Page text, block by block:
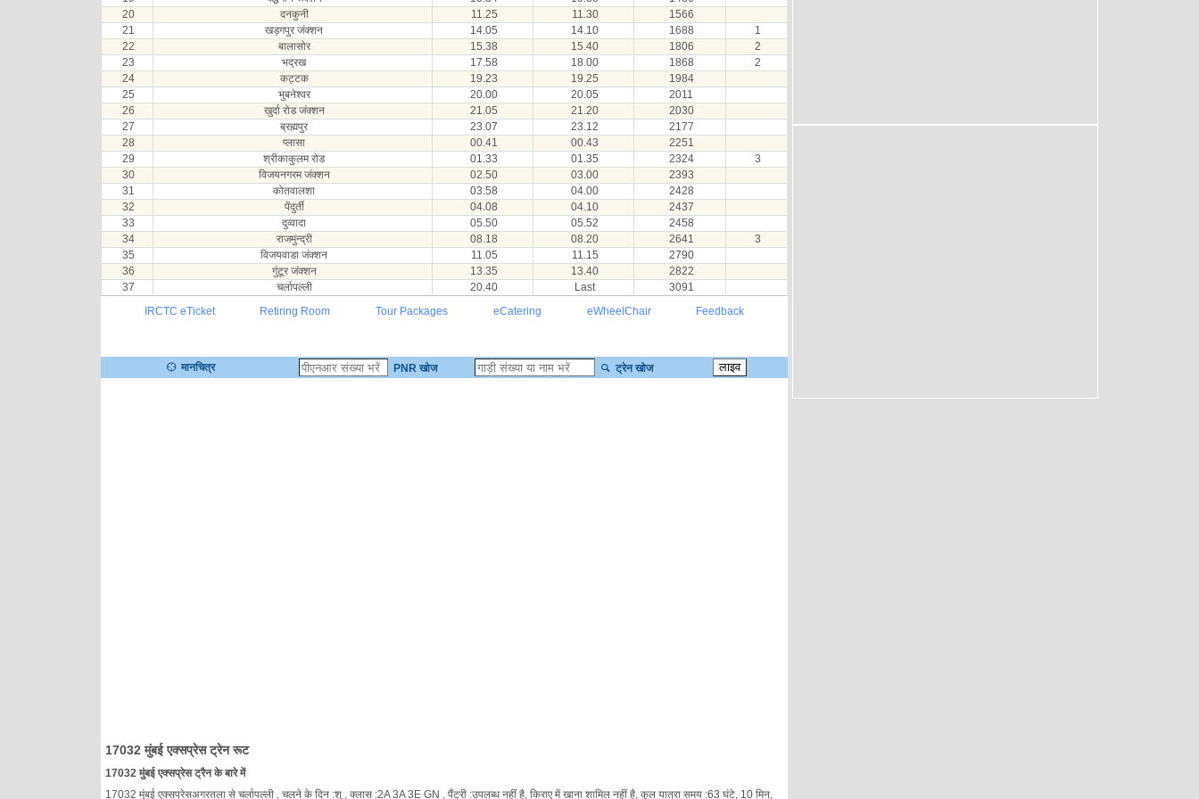
20
दनकुनी 11.25 11.30
1566
21
खड़गपुर जंक्शन 14.05 14.10 1688
1
22
बालासोर 15.38 15.40 1806
2
23
भद्रख 17.58 18.00 1868
2
24
कट्टक 19.23 19.25
1984
25
भुबनेश्वर 20.00 20.05
2011
26
खुर्दा रोड जंक्शन 21.05 21.20
2030
27
ब्रह्मपुर 23.07 23.12
2177
28
प्लासा 00.41 00.43
2251
29
श्रीकाकुलम रोड 01.33 01.35 2324
3
30
विजयनगरम जंक्शन 02.50 03.00
2393
31
कोतवालशा 03.58 04.00
2428
32
पेंदुर्ती 04.08 04.10
2437
33
दुव्वादा 05.50 05.52
2458
34
राजमुन्द्री 08.18 08.20 2641
3
35
विजयवाडा जंक्शन 11.05 11.15
2790
36
गुंटूर जंक्शन 13.35 13.40
2822
37
चर्लापल्ली 20.40 Last
3091
IRCTC eTicket
Retiring Room Tour Packages eCatering eWheelChair Feedback
मानचित्र PNR खोज ट्रेन खोज
17032 मुंबई एक्सप्रेस ट्रेन रूट
17032 मुंबई एक्सप्रेस ट्रैन के बारे में
17032 मुंबई एक्सप्रेसअगरतला से चर्लापल्ली , चलने के दिन :शु , क्लास :2A 3A 3E GN , पैंट्री :उपलब्ध नहीं है, किराए में खाना शामिल नहीं है, कुल यात्रा समय :63 घंटे, 10 मिन,